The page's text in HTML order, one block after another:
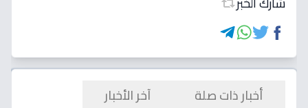
أخبار ذات صلة آخر الأخبار